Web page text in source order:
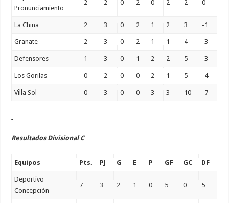
Pronunciamiento
2 2 0 2 0 2 2 0
La China 2 3 0 2 1 2 3 -1
Granate 2 3 0 2 1 1 4 -3
Defensores 1 3 0 1 2 2 5 -3
Los Gorilas 0 2 0 0 2 1 5 -4
Villa Sol 0 3 0 0 3 3 10 -7
Resultados Divisional C
Equipos Pts. PJ G E P GF GC DF
Deportivo
Concepción
7 3 2 1 0 5 0 5